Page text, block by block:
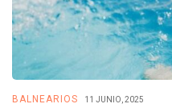
BALNEARIOS 11 JUNIO, 2025